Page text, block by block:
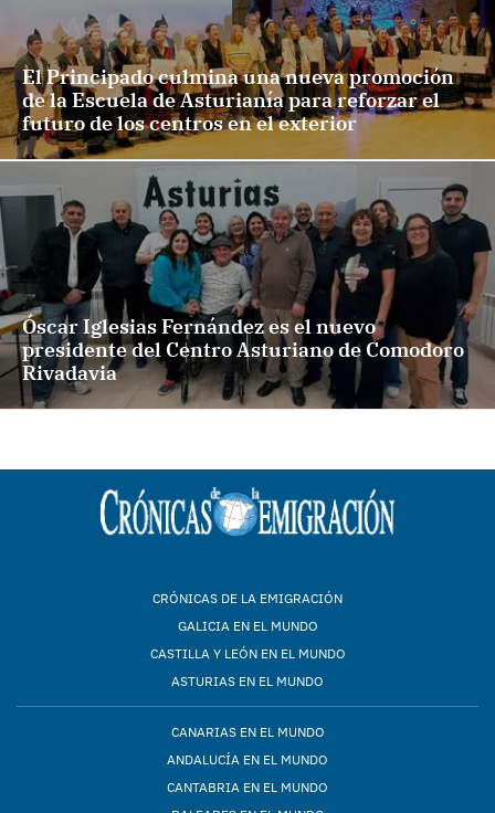
El Principado culmina una nueva promoción
de la Escuela de Asturianía para reforzar el
futuro de los centros en el exterior
Óscar Iglesias Fernández es el nuevo
presidente del Centro Asturiano de Comodoro
Rivadavia
CRÓNICAS DE LA EMIGRACIÓN
GALICIA EN EL MUNDO
CASTILLA Y LEÓN EN EL MUNDO
ASTURIAS EN EL MUNDO
CANARIAS EN EL MUNDO
ANDALUCÍA EN EL MUNDO
CANTABRIA EN EL MUNDO